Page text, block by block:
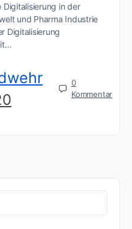
in der
und Pharma Industrie
Digitalisierung
0
Kommentar